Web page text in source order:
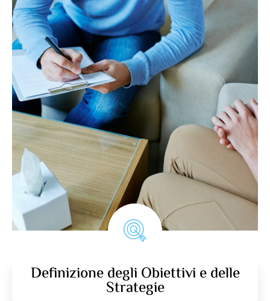
Definizione degli Obiettivi e delle
Strategie